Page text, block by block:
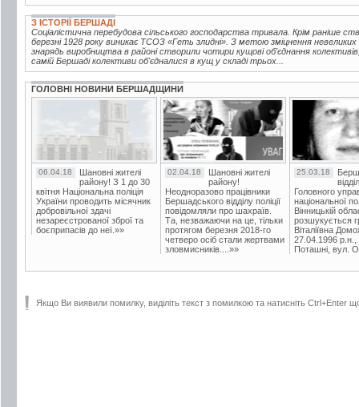
З ІСТОРІЇ БЕРШАДІ
Соціалістична перебудова сільського господарства тривала. Крім раніше
березні 1928 року виникає ТСОЗ «Геть злидні». З метою зміцнення
знарядь виробництва в районі створили чотири кущові об'єднання
самій Бершаді колективи об'єдналися в кущ у складі трьох...
ГОЛОВНІ НОВИНИ БЕРШАДЩИНИ
06.04.18
Шановні жителі
району! З 1 до 30
квітня Національна поліція
України проводить місячник
добровільної здачі
незареєстрованої зброї та
боєприпасів до неї.»»
02.04.18
Шановні жителі
району!
Неодноразово працівники
Бершадського відділу поліції
повідомляли про шахраїв.
Та, незважаючи на це, тільки
протягом березня 2018-го
четверо осіб стали жертвами
зловмисників....»»
25.03.18
Головного
національної
Вінницькій
розшукується
Віталіївна
27.04.1996 р.н.,
Поташні, вул.
Якщо Ви виявили помилку, виділіть текст з помилкою та натисніть Ctrl+Enter